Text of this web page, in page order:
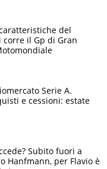
del
il Gp di Gran
Serie A.
e cessioni: estate
Subito fuori a
Hanfmann, per Flavio è